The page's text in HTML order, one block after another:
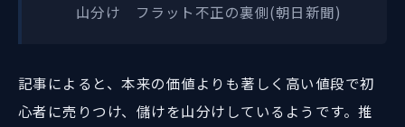
山分け フラット不正の裏側(朝日新聞)
記事によると、本来の価値よりも著しく高い値段で初
心者に売りつけ、儲けを山分けしているようです。推